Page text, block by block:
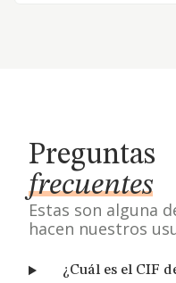
Preguntas
frecuentes
Estas son alguna
hacen nuestros
¿Cuál es el CIF